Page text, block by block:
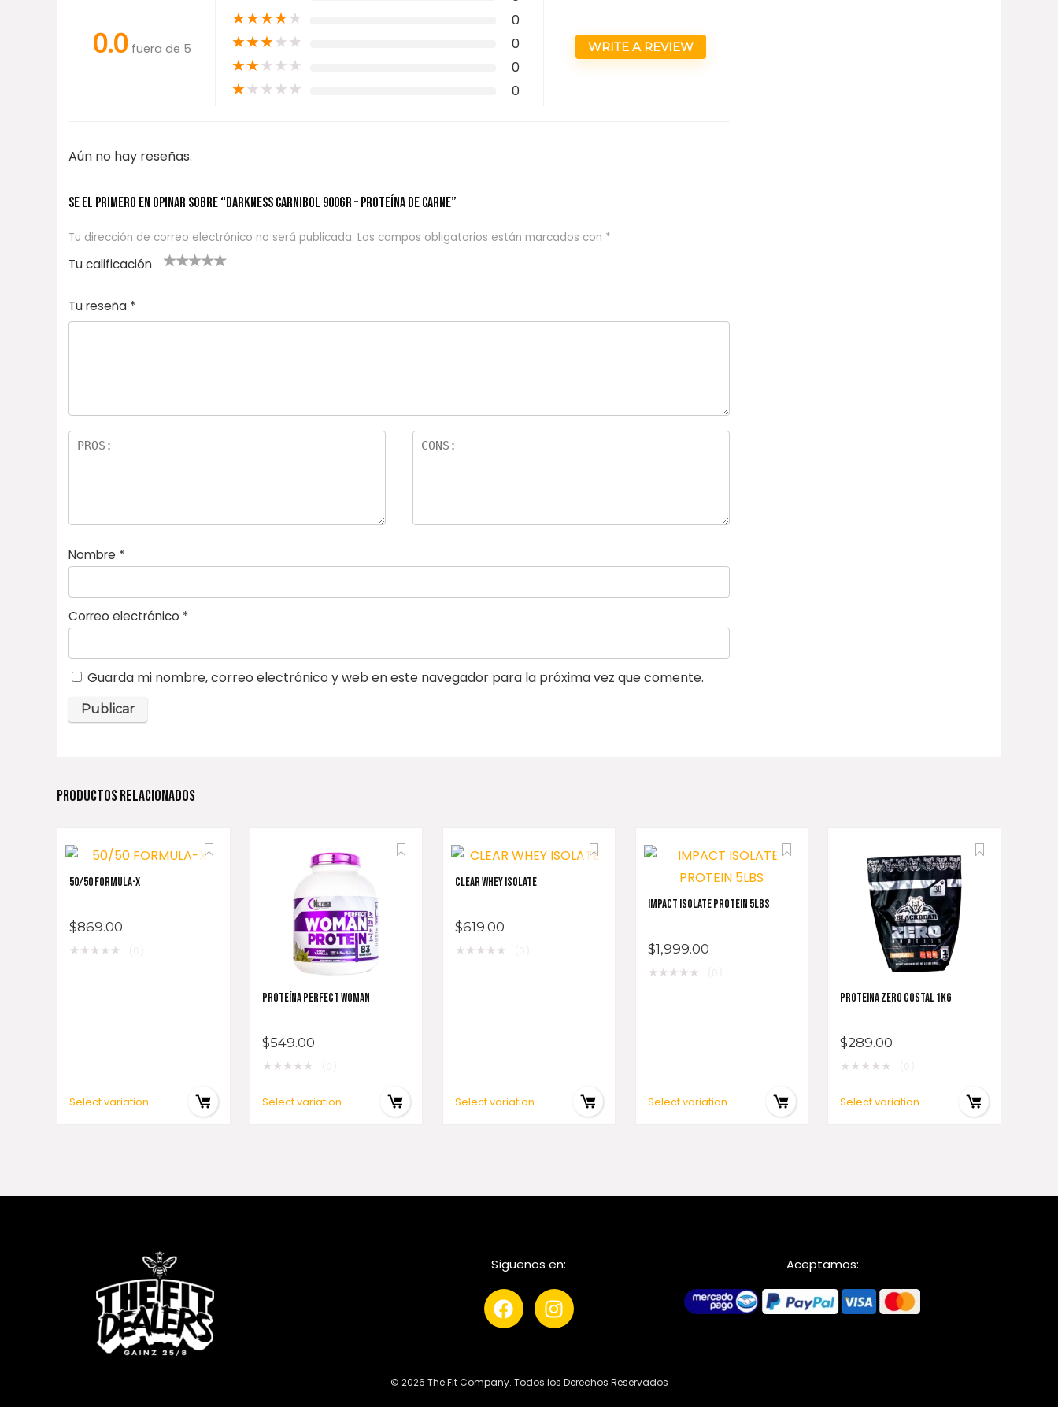
0.0 fuera de 5
★★★★★ 0
★★★★★ 0
★★★★★ 0
★★★★★ 0
WRITE A REVIEW
Aún no hay reseñas.
Se el primero en opinar sobre “DARKNESS Carnibol 900gr – Proteína de carne”
Tu dirección de correo electrónico no será publicada. Los campos obligatorios están marcados con *
Tu calificación
e
el
5
las
s
Tu reseña *
Nombre *
Correo electrónico *
Guarda mi nombre, correo electrónico y web en este navegador para la próxima vez que comente.
PRODUCTOS RELACIONADOS
50/50 FORMULA-X
$869.00
★★★★★
Select variation
PROTEÍNA PERFECT WOMAN
$549.00
★★★★★
Select variation
CLEAR WHEY ISOLATE
$619.00
★★★★★
Select variation
IMPACT ISOLATE PROTEIN 5LBS
$1,999.00
★★★★★
Select variation
PROTEINA ZERO COSTAL 1KG
$289.00
★★★★★
Select variation
Síguenos en: Aceptamos:
© 2026 The Fit Company. Todos los Derechos Reservados